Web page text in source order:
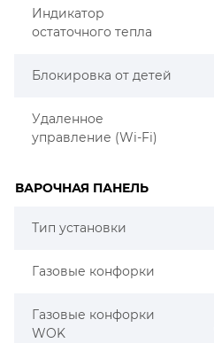
Индикатор
остаточного тепла
Блокировка от детей
Удаленное
управление (Wi-Fi)
ВАРОЧНАЯ ПАНЕЛЬ
Тип установки
Газовые конфорки
Газовые конфорки
WOK